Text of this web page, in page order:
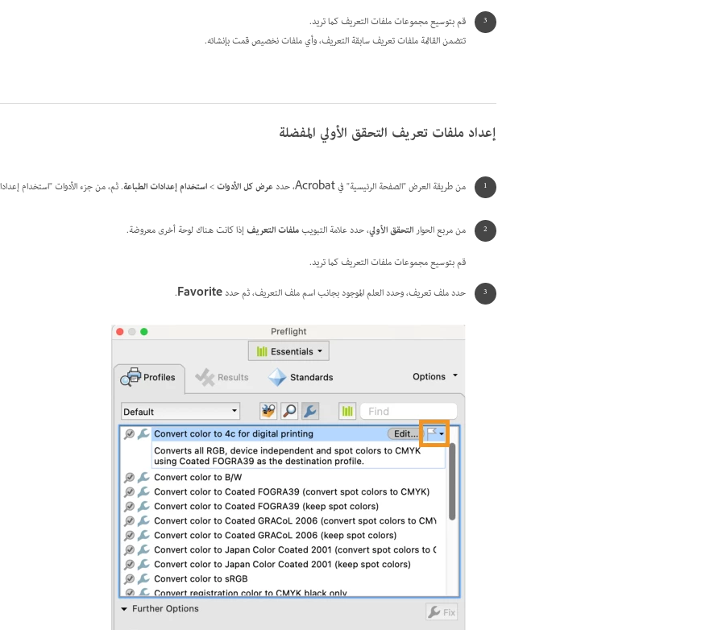
قم بتوسيع مجموعات ملفات التعريف كما تريد.
تتضمن القائمة ملفات تعريف سابقة التعريف، وأي ملفات نخصيص قمت بإنشائه.
إعداد ملفات تعريف التحقق الأولي المفضلة
من طريقة العرض "الصفحة الرئيسية" في Acrobat، حدد عرض كل الأدوات>استخدام إعدادات الطباعة. ثم، من جزء الأدوات "استخدام
من مربع الحوارالتحقق الأولي، حدد علامة التبويبملفات التعريفإذا كانت هناك لوحة أخرى معروضة.
قم بتوسيع مجموعات ملفات التعريف كما تريد.
حدد ملف تعريف، وحدد العلم الموجود بجانب اسم ملف التعريف، ثم حددFavorite
.